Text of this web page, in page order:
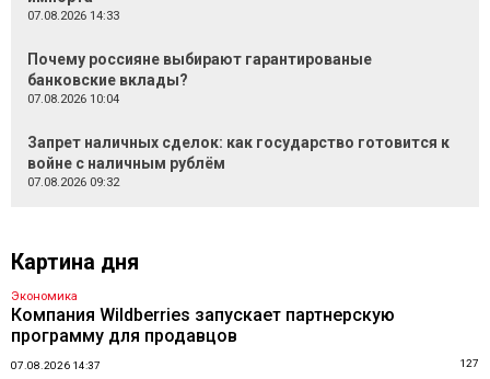
07.08.2026 14:33
Почему россияне выбирают гарантированые
банковские вклады?
07.08.2026 10:04
Запрет наличных сделок: как государство готовится к
войне с наличным рублём
07.08.2026 09:32
Картина дня
Экономика
Компания Wildberries запускает партнерскую
программу для продавцов
07.08.2026 14:37 127